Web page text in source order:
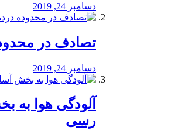
دسامبر 24, 2019
تصادف در
دسامبر 24, 2019
آلودگی هوا به
رسی